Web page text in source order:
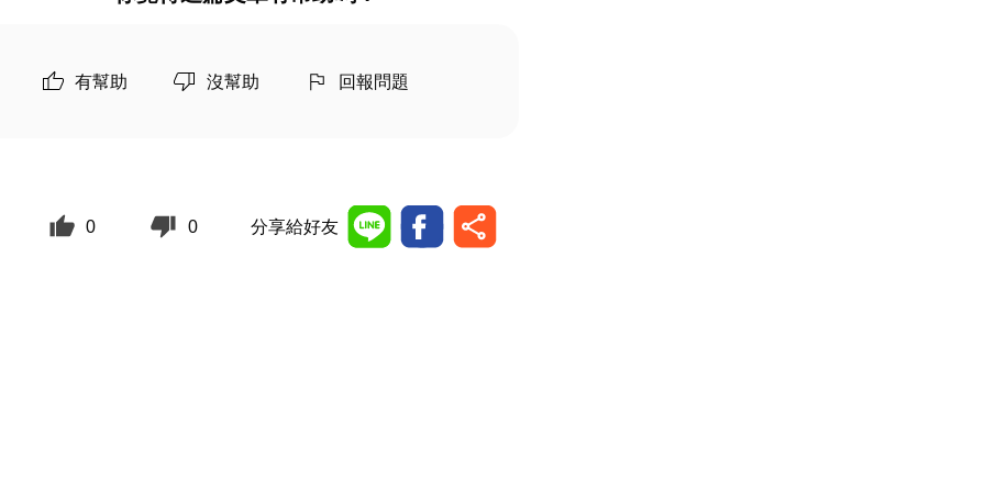
有幫助 沒幫助 回報問題
0 0 分享給好友